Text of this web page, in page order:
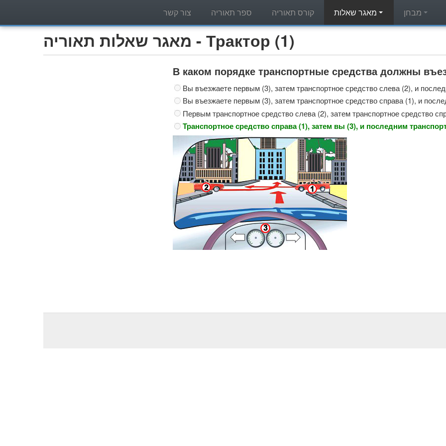
קורס תאוריה ספר תאוריה צור קשר
מאגר שאלות תאוריה - Трактор (1)
В каком порядке транспортные средства должны
Вы въезжаете первым (3), затем транспортное средство слева (2), и
Вы въезжаете первым (3), затем транспортное средство справа (1), и
Первым транспортное средство слева (2), затем транспортное средство
Транспортное средство справа (1), затем вы (3), и последним